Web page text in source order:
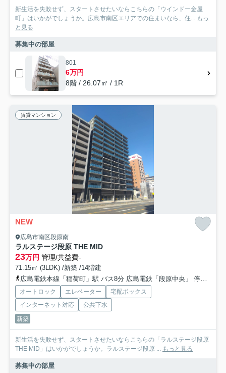
新生活を失敗せず、スタートさせたいならこちらの「ウインドー金屋
町」はいかがでしょうか。広島市南区エリアでの住まいなら、住... もっ
と見る
募集中の部屋
801
6万円
8階 / 26.07㎡ / 1R
賃貸マンション
NEW
広島市南区段原南
ラルステージ段原 THE MID
23万円 管理/共益費-
71.15㎡ (3LDK) /新築 /14階建
広島電鉄本線「稲荷町」駅 バス8分 広島電鉄「段原中央」 停歩4分
オートロック エレベーター
宅配ボックス
インターネット対応
公共下水
新築
新生活を失敗せず、スタートさせたいならこちらの「ラルステージ段原
THE MID」はいかがでしょうか。ラルステージ段原 ... もっと見る
募集中の部屋